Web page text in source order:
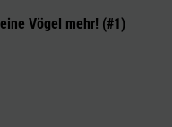
Vögel mehr! (#1)